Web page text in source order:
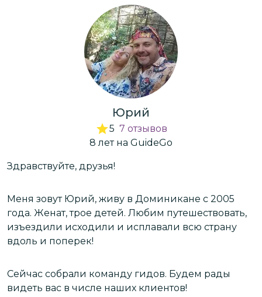
Юрий
5 7 отзывов
8 летна GuideGo
Здравствуйте, друзья!
Меня зовут Юрий, живу в Доминикане с 2005
года. Женат, трое детей. Любим путешествовать,
изъездили исходили и исплавали всю страну
вдоль и поперек!
Сейчас собрали команду гидов. Будем рады
видеть вас в числе наших клиентов!